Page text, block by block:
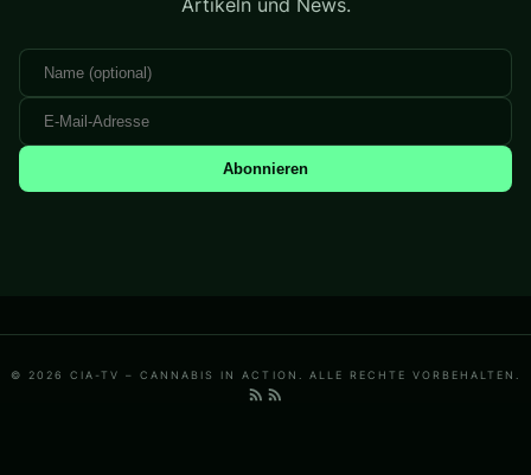
Artikeln und News.
Abonnieren
© 2026 CIA-TV – CANNABIS IN ACTION. ALLE RECHTE VORBEHALTEN.